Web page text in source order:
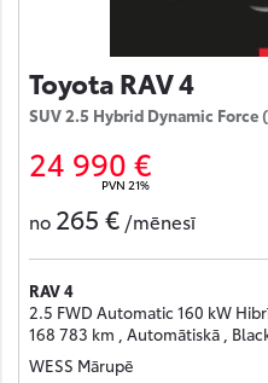
Toyota RAV 4
SUV 2.5 Hybrid Dynamic Force
24 990 €
PVN 21%
no 265 € /mēnesī
RAV 4
2.5 FWD Automatic 160 kW
168 783 km , Automātiskā ,
WESS Mārupē